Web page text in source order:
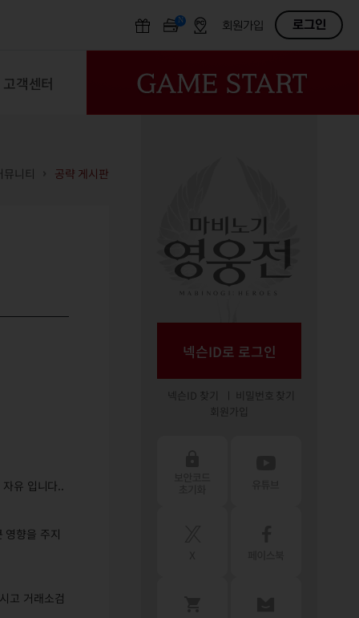
N OFF회원가입 로그인
고객센터
뮤니티 공략 게시판
유 입니다..
영향을 주지
고 거래소검
넥슨ID로 로그인
넥슨ID 찾기
비밀번호 찾기
회원가입